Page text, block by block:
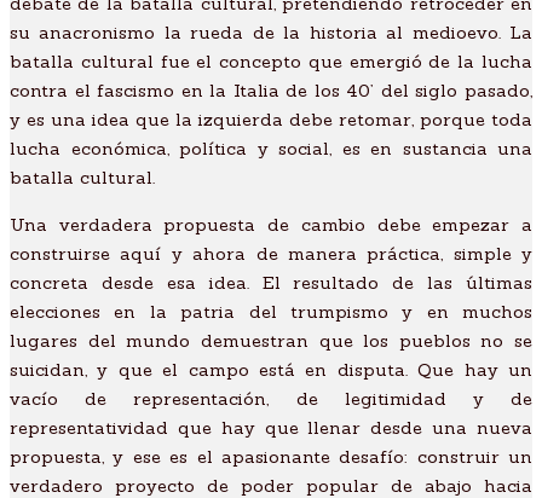
Revista
Sagitario #1
Sagitario #2
Sagitario #3
Sagitario #4
Podcast
Actividades
su anacronismo la rueda de la historia al medioevo. La
batalla cultural fue el concepto que emergió de la lucha
contra el fascismo en la Italia de los 40’ del siglo pasado,
y es una idea que la izquierda debe retomar, porque toda
lucha económica, política y social, es en sustancia una
batalla cultural.
Una verdadera propuesta de cambio debe empezar a
construirse aquí y ahora de manera práctica, simple y
concreta desde esa idea. El resultado de las últimas
elecciones en la patria del trumpismo y en muchos
lugares del mundo demuestran que los pueblos no se
suicidan, y que el campo está en disputa. Que hay un
vacío de representación, de legitimidad y de
representatividad que hay que llenar desde una nueva
propuesta, y ese es el apasionante desafío: construir un
verdadero proyecto de poder popular de abajo hacia